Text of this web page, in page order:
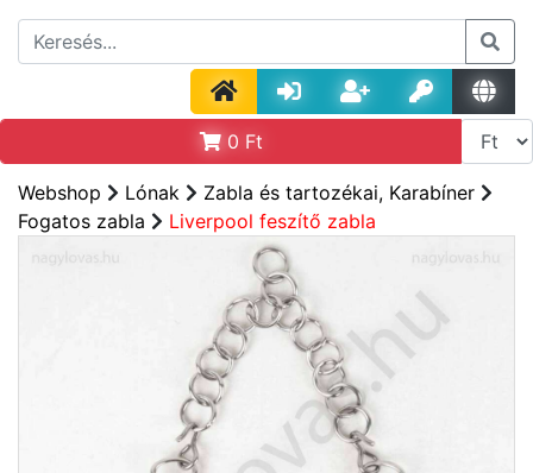
0 Ft
Webshop Lónak
Zabla és tartozékai, Karabíner
Fogatos zabla
Liverpool feszítő zabla